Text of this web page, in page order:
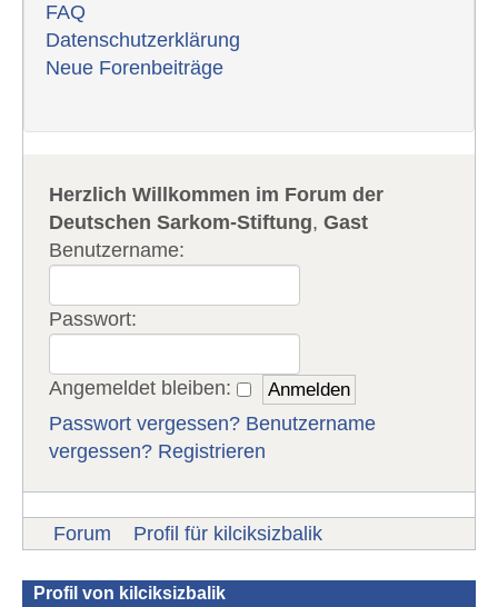
FAQ
Datenschutzerklärung
Neue Forenbeiträge
Herzlich Willkommen im Forum der
Deutschen Sarkom-Stiftung,Gast
Benutzername:
Passwort:
Angemeldet bleiben:
Passwort vergessen? Benutzername
vergessen? Registrieren
Forum Profil für kilciksizbalik
Profil von kilciksizbalik